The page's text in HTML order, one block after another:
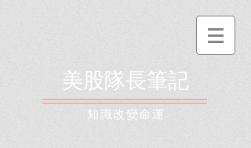
美股隊長筆記
​知識改變命運